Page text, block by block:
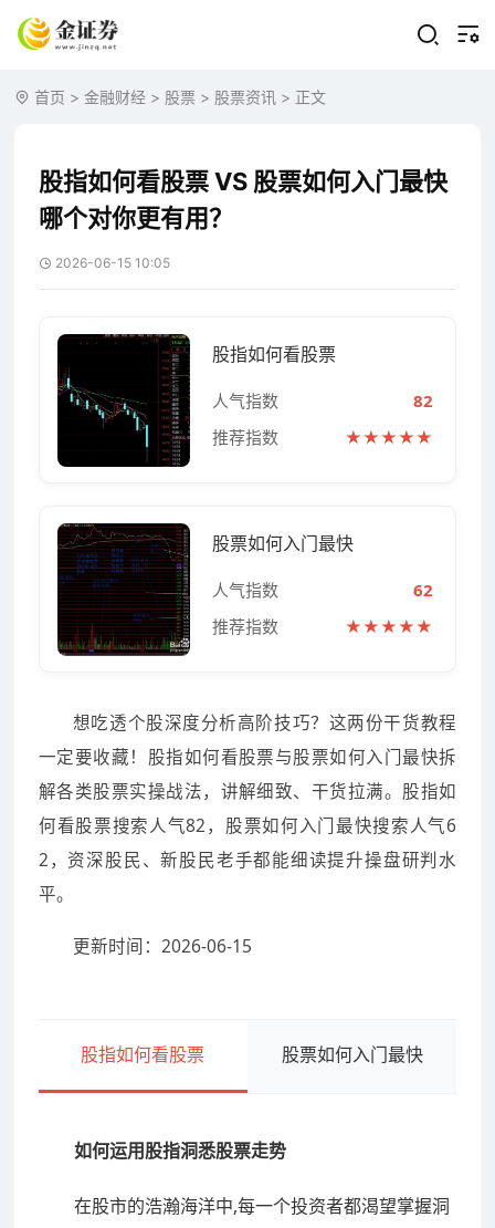
首页 >金融财经 > 股票 > 股票资讯 > 正文
股指如何看股票 VS 股票如何入门最快
哪个对你更有用？
2026-06-15 10:05
股指如何看股票
人气指数
82
推荐指数
★★★★★
股票如何入门最快
人气指数
62
推荐指数
★★★★★
想吃透个股深度分析高阶技巧？这两份干货教程
一定要收藏！股指如何看股票与股票如何入门最快拆
解各类股票实操战法，讲解细致、干货拉满。股指如
何看股票搜索人气82，股票如何入门最快搜索人气6
2，资深股民、新股民老手都能细读提升操盘研判水
平。
更新时间：2026-06-15
股指如何看股票 股票如何入门最快
如何运用股指洞悉股票走势
在股市的浩瀚海洋中,每一个投资者都渴望掌握洞